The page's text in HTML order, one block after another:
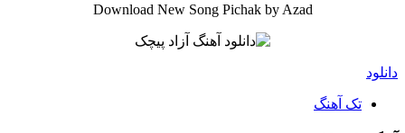
Download New Song Pichak by Azad
دانلود
تک آهنگ